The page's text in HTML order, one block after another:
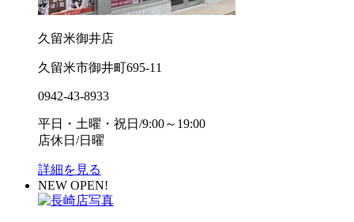
久留米御井店
久留米市御井町695-11
0942-43-8933
平日・土曜・祝日/9:00～19:00
店休日/日曜
詳細を見る
NEW OPEN!